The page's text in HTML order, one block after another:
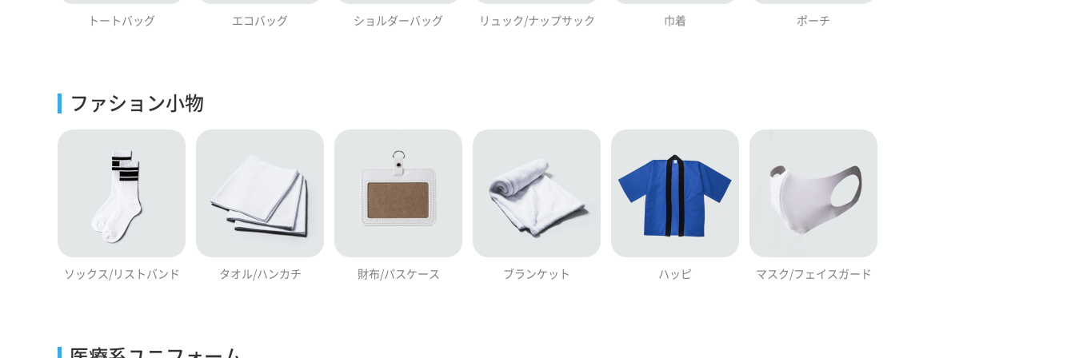
トートバッグ エコバッグ ショルダーバッグ リュック/ナップサック 巾着 ポーチ
ファション小物
ソックス/リストバンド タオル/ハンカチ 財布/パスケース ブランケット ハッピ マスク/フェイスガード